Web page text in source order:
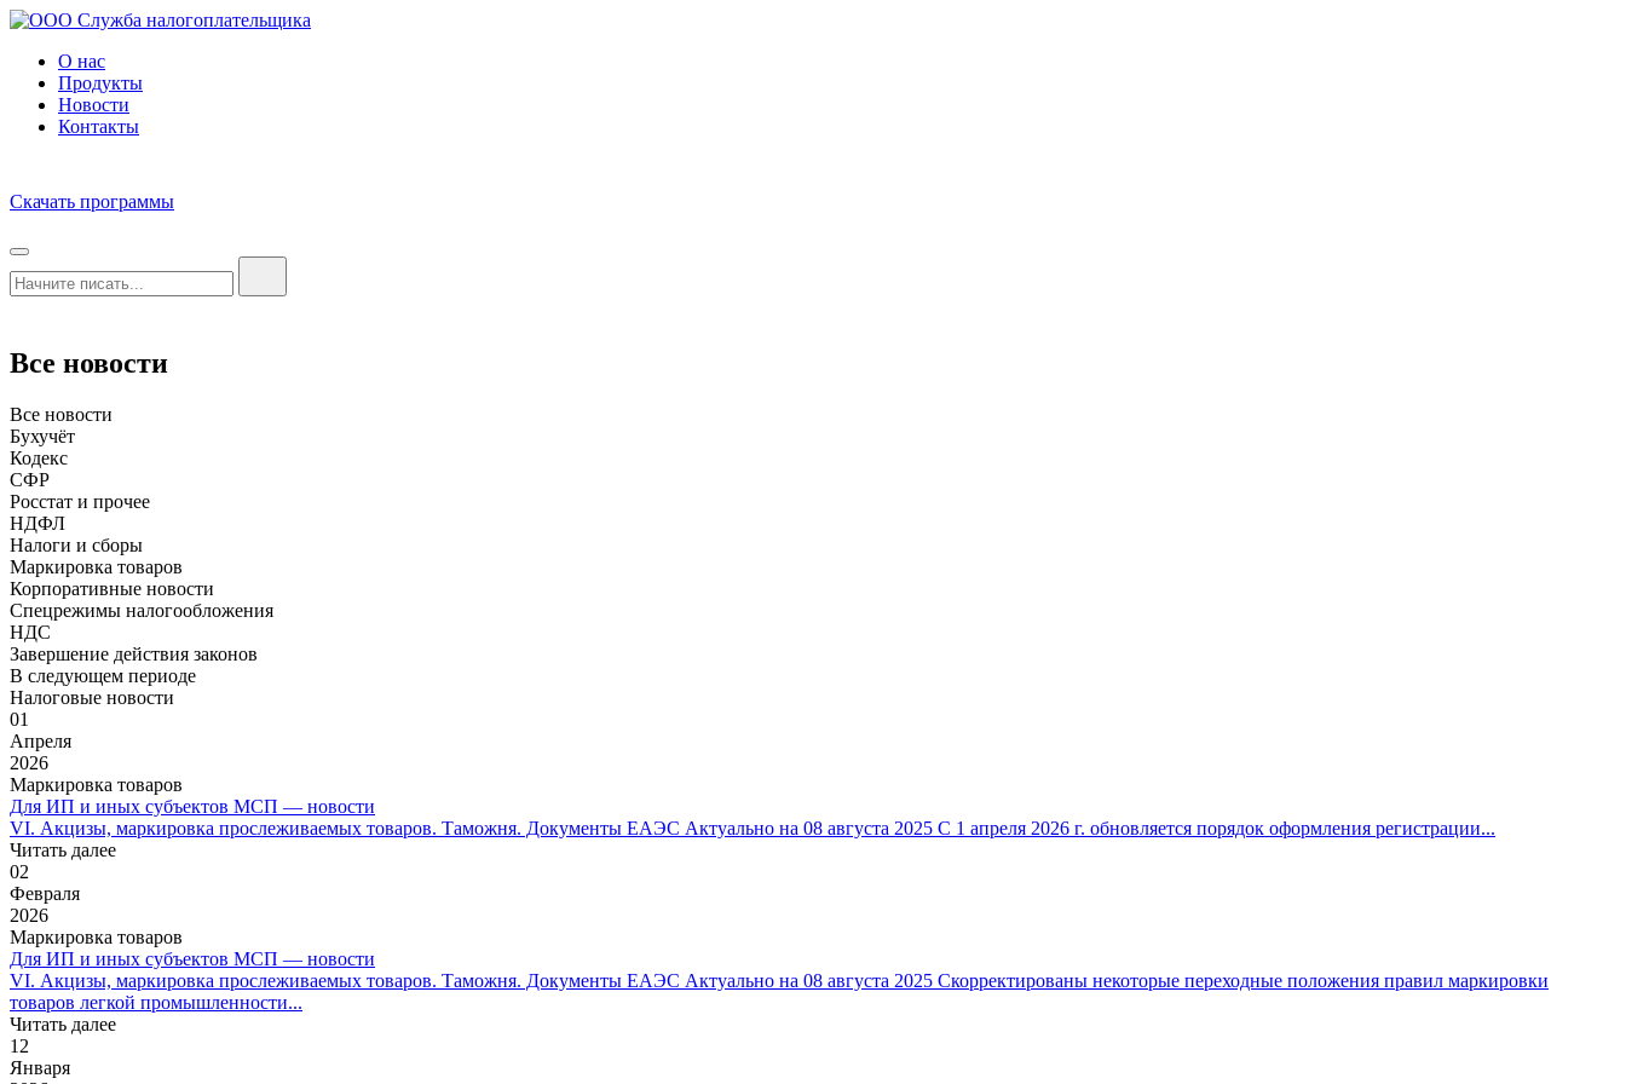
О нас
Продукты
Новости
Контакты
Скачать программы
Все новости
Все новости
Бухучёт
Кодекс
СФР
Росстат и прочее
НДФЛ
Налоги и сборы
Маркировка товаров
Корпоративные новости
Спецрежимы налогообложения
НДС
Завершение действия законов
В следующем периоде
Налоговые новости
01
Апреля
2026
Маркировка товаров
Для ИП и иных субъектов МСП — новости
VI. Акцизы, маркировка прослеживаемых товаров. Таможня. Документы ЕАЭС Актуально на 08 августа 2025 С 1 апреля 2026 г. обновляется порядок оформления регистрации...
Читать далее
02
Февраля
2026
Маркировка товаров
Для ИП и иных субъектов МСП — новости
VI. Акцизы, маркировка прослеживаемых товаров. Таможня. Документы ЕАЭС Актуально на 08 августа 2025 Скорректированы некоторые переходные положения правил маркировки
товаров легкой промышленности...
Читать далее
12
Января